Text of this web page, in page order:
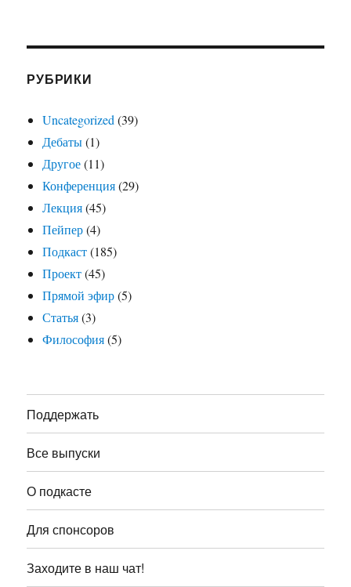
РУБРИКИ
Uncategorized (39)
Дебаты(1)
Другое(11)
Конференция(29)
Лекция(45)
Пейпер(4)
Подкаст(185)
Проект(45)
Прямой эфир(5)
Статья(3)
Философия(5)
Поддержать
Все выпуски
О подкасте
Для спонсоров
Заходите в наш чат!